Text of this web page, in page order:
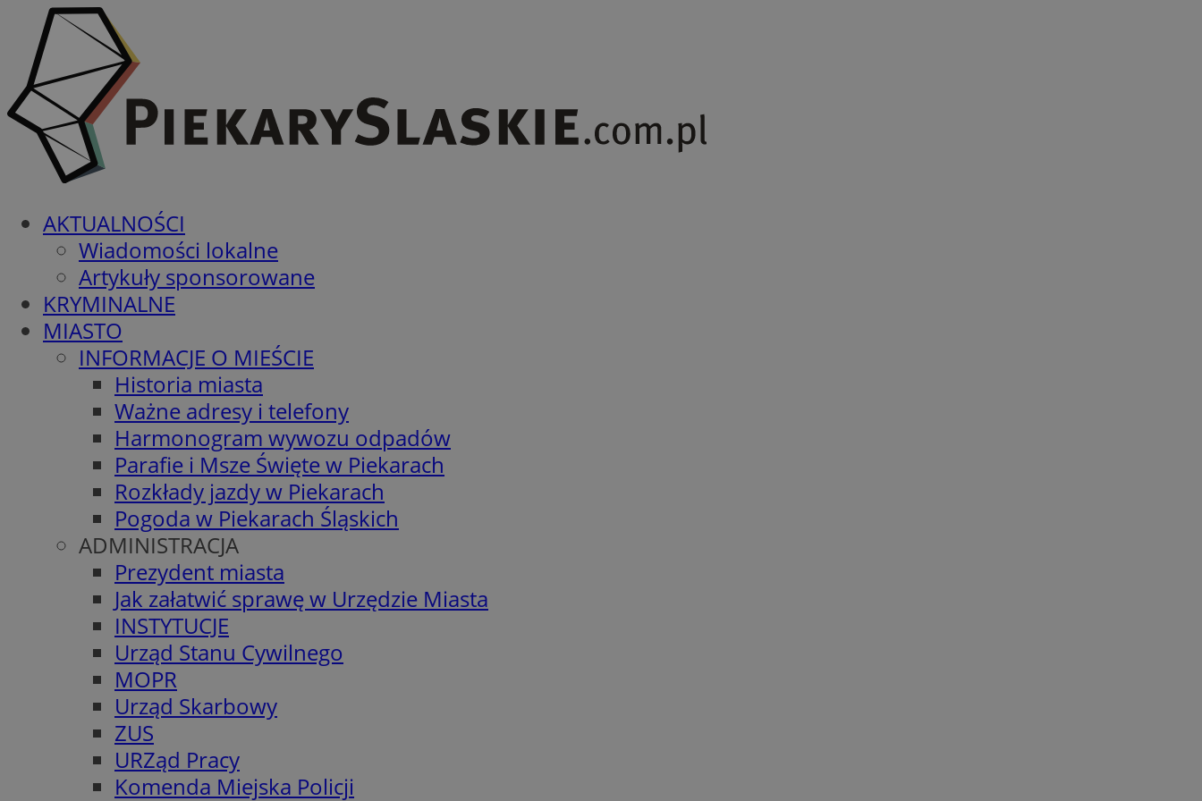
AKTUALNOŚCI
Wiadomości lokalne
Artykuły sponsorowane
KRYMINALNE
MIASTO
INFORMACJE O MIEŚCIE
Historia miasta
Ważne adresy i telefony
Harmonogram wywozu odpadów
Parafie i Msze Święte w Piekarach
Rozkłady jazdy w Piekarach
Pogoda w Piekarach Śląskich
ADMINISTRACJA
Prezydent miasta
Jak załatwić sprawę w Urzędzie Miasta
INSTYTUCJE
Urząd Stanu Cywilnego
MOPR
Urząd Skarbowy
ZUS
URZąd Pracy
Komenda Miejska Policji